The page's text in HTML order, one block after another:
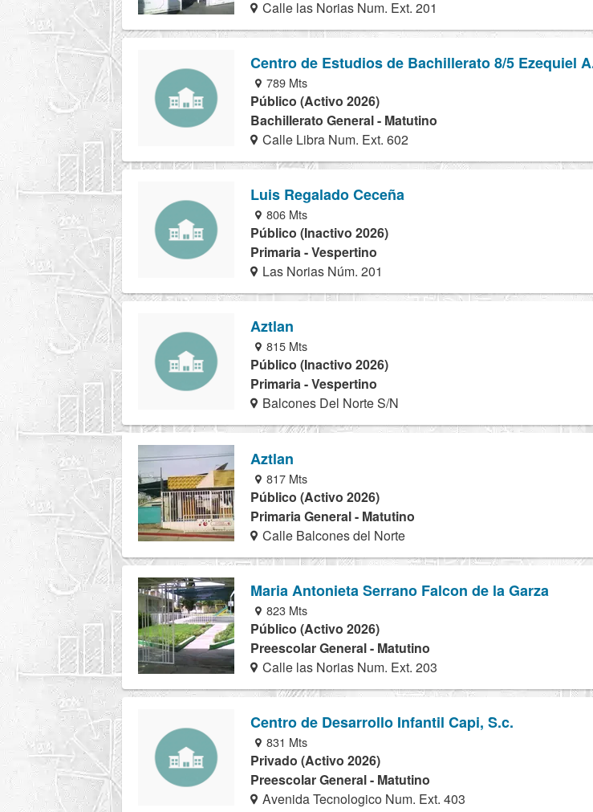
Calle las Norias Num. Ext. 201
Centro de Estudios de Bachillerato 8/5 Ezequiel
789 Mts
Público (Activo 2026)
Bachillerato General - Matutino
Calle Libra Num. Ext. 602
Luis Regalado Ceceña
806 Mts
Público (Inactivo 2026)
Primaria - Vespertino
Las Norias Núm. 201
Aztlan
815 Mts
Público (Inactivo 2026)
Primaria - Vespertino
Balcones Del Norte S/N
Aztlan
817 Mts
Público (Activo 2026)
Primaria General - Matutino
Calle Balcones del Norte
Maria Antonieta Serrano Falcon de la Garza
823 Mts
Público (Activo 2026)
Preescolar General - Matutino
Calle las Norias Num. Ext. 203
Centro de Desarrollo Infantil Capi, S.c.
831 Mts
Privado (Activo 2026)
Preescolar General - Matutino
Avenida Tecnologico Num. Ext. 403